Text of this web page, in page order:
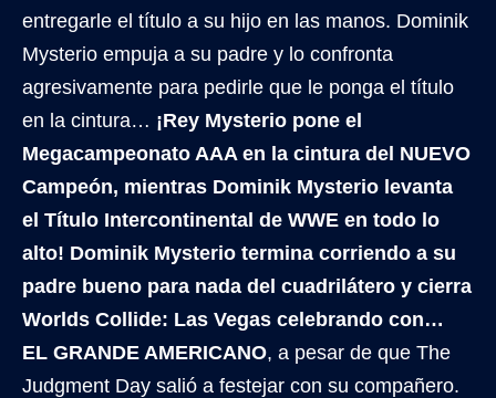
entregarle el título a su hijo en las manos. Dominik
Mysterio empuja a su padre y lo confronta
agresivamente para pedirle que le ponga el título
en la cintura… ¡Rey Mysterio pone el
Megacampeonato AAA en la cintura del NUEVO
Campeón, mientras Dominik Mysterio levanta
el Título Intercontinental de WWE en todo lo
alto! Dominik Mysterio termina corriendo a su
padre bueno para nada del cuadrilátero y cierra
Worlds Collide: Las Vegas celebrando con…
EL GRANDE AMERICANO, a pesar de que The
Judgment Day salió a festejar con su compañero.